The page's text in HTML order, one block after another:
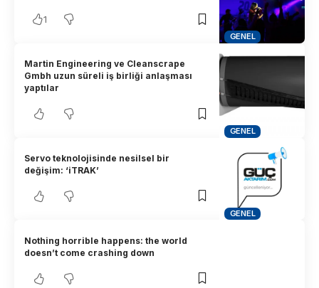
GENEL
1
GENEL
Martin Engineering ve Cleanscrape
Gmbh uzun süreli iş birliği anlaşması
yaptılar
GENEL
Servo teknolojisinde nesilsel bir
değişim: ‘iTRAK’
Nothing horrible happens: the world
doesn’t come crashing down